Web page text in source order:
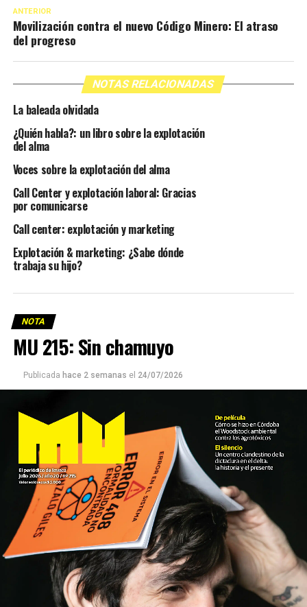
ANTERIOR
Movilización contra el nuevo Código Minero: El atraso
del progreso
NOTAS RELACIONADAS
La baleada olvidada
¿Quién habla?: un libro sobre la explotación
del alma
Voces sobre la explotación del alma
Call Center y explotación laboral: Gracias
por comunicarse
Call center: explotación y marketing
Explotación & marketing: ¿Sabe dónde
trabaja su hijo?
NOTA
MU 215: Sin chamuyo
Publicada hace 2 semanas el 24/07/2026